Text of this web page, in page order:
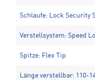
Schlaufe: Lock Security
Verstellsystem: Speed
Spitze: Flex Tip
Länge verstellbar: 110-